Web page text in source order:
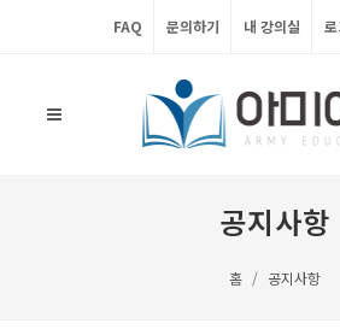
FAQ 문의하기 내 강의실
공지사항
홈 공지사항